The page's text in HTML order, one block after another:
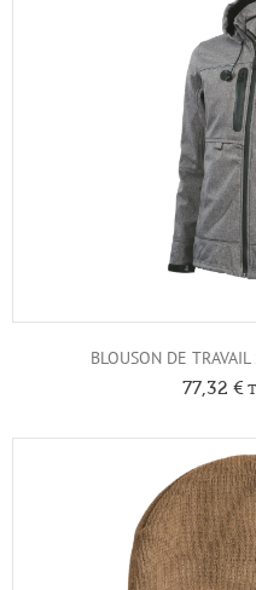
BLOUSON DE
77,32 €